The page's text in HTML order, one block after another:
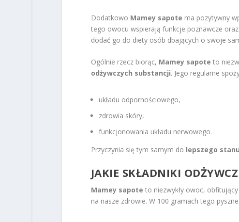
Dodatkowo Mamey sapote ma pozytywny
tego owocu wspierają funkcje poznawcze
dodać go do diety osób dbających o swoje
Ogólnie rzecz biorąc, Mamey sapote to
odżywczych substancji. Jego regularne
układu odpornościowego,
zdrowia skóry,
funkcjonowania układu nerwowego.
Przyczynia się tym samym do lepszego
JAKIE SKŁADNIKI
Mamey sapote to niezwykły owoc,
na nasze zdrowie. W 100 gramach tego